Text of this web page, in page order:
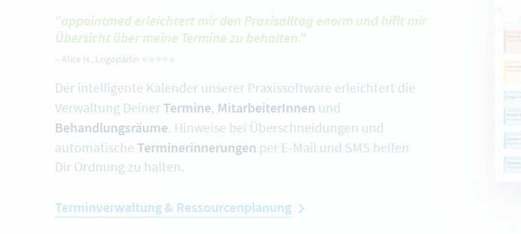
"appointmed erleichtert mir den Praxisalltag enorm und hiflt mir
Übersicht über meine Termine zu behalten."
– Alice H., Logopädin ⭐️⭐️⭐️⭐️⭐️
Der intelligente Kalender unserer Praxissoftware erleichtert die
Verwaltung DeinerTermine, MitarbeiterInnen und
Behandlungsräume. Hinweise bei Überschneidungen und
automatische Terminerinnerungen per E-Mail und SMS helfen
Dir Ordnung zu halten.
Terminverwaltung & Ressourcenplanung